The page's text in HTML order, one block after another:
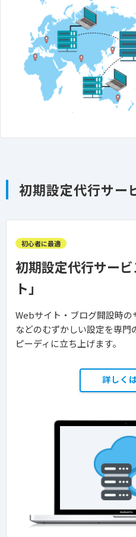
初期設定代行サー
初心者に最適
初期設定代行サー
ト」
Webサイト・ブログ開設時
などのむずかしい設定を専門
ピーディに立ち上げます。
詳しく